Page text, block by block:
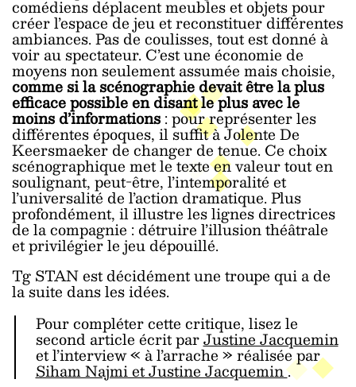
comédiens déplacent meubles et objets pour
créer l’espace de jeu et reconstituer différentes
ambiances. Pas de coulisses, tout est donné à
voir au spectateur. C’est une économie de
moyens non seulement assumée mais choisie,
comme si la scénographie devait être la plus
efficace possible en disant le plus avec le
moins d’informations: pour représenter les
différentes époques, il suffit à Jolente De
Keersmaeker de changer de tenue. Ce choix
scénographique met le texte en valeur tout en
soulignant, peut-être, l’intemporalité et
l’universalité de l’action dramatique. Plus
profondément, il illustre les lignes directrices
de la compagnie : détruire l’illusion théâtrale
et privilégier le jeu dépouillé.
Tg STAN est décidément une troupe qui a de
la suite dans les idées.
Pour compléter cette critique, lisez le
second article écrit parJustine Jacquemin
et l’interview « à l’arrache » réalisée par
Siham Najmi et Justine Jacquemin.